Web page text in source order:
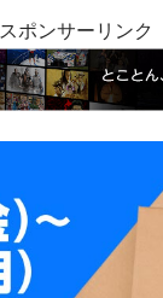
スポンサーリンク